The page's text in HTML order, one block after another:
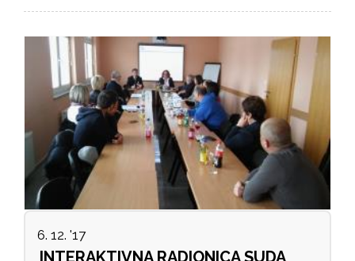
6. 12. '17
INTERAKTIVNA RADIONICA SUDA